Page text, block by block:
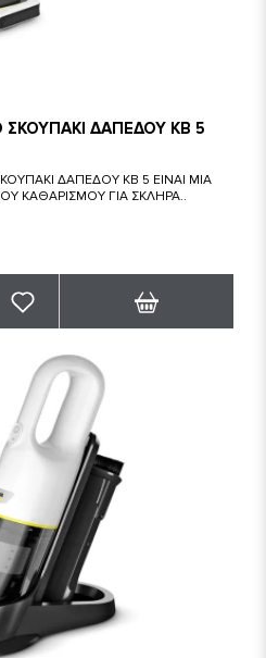
ΔΑΠΕΔΟΥ KB 5
ΔΑΠΕΔΟΥ KB 5 ΕΙΝΑΙ ΜΙΑ
ΚΑΘΑΡΙΣΜΟΥ ΓΙΑ ΣΚΛΗΡΑ..